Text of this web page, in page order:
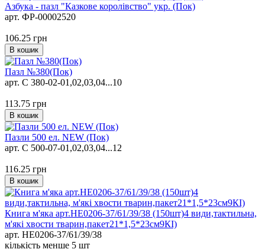
Азбука - пазл "Казкове королівство" укр. (Пок)
арт. ФР-00002520
106.25 грн
В кошик
Пазл №380(Пок)
арт. C 380-02-01,02,03,04...10
113.75 грн
В кошик
Пазли 500 ел. NEW (Пок)
арт. C 500-07-01,02,03,04...12
116.25 грн
В кошик
Книга м'яка арт.HE0206-37/61/39/38 (150шт)4 види,тактильна,
м'які хвости тварин,пакет21*1,5*23см9КІ)
арт. HE0206-37/61/39/38
кількість менше 5 шт